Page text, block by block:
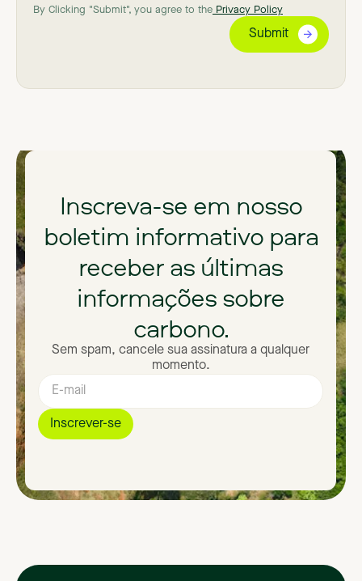
By Clicking "Submit", you agree to the Privacy Policy
Inscreva-se em nosso
boletim informativo para
receberas últimas
informaçõessobre
carbono.
Sem spam, cancele sua assinatura a qualquer
momento.